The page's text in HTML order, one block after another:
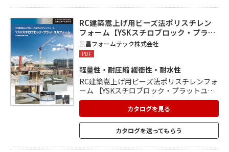
ネダフォーム間の隙間が少ないため、太鼓
現象が起こりづらい工法で遮音性も良好。
RC建築嵩上げ用ビーズ法ポリスチレン
フォーム【YSKスチロブロック・プラ…
三昌フォームテック株式会社
PDF
軽量性・耐圧縮 緩衝性・耐水性
RC建築嵩上げ用ビーズ法ポリスチレンフォ
ーム 【YSKスチロブロック・プラットユカ
フォーム】のカタログです。 建築用に製造
された EPS(ビーズ法ポリスチレンフォー
ム)を使用しております。 嵩上げに最適な性
能で、 店舗の嵩上げや住宅の断熱材、建築
外構など 様々な分野で使用されています。
カタログを見る
カタログを送ってもらう